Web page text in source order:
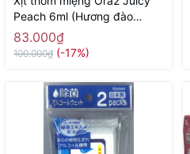
Peach 6ml (Hương đào
mọng nước) - Hàng Nhật
chính hãng
83.000₫
100.000₫ (-17%)